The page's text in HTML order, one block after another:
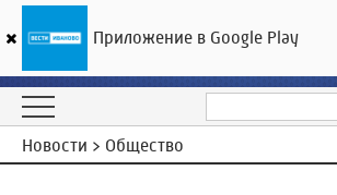
ГТРК
Новости > Общество
Приложение в Google Play